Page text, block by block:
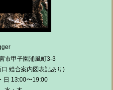
市甲子園浦風町3-3
総合案内図表記あり)
日 13:00〜19:00